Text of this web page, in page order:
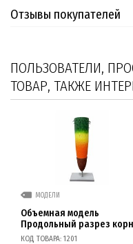
Отзывы покупателей
ПОЛЬЗОВАТЕЛИ,
ТОВАР, ТАКЖЕ
МОДЕЛИ
Объемная модель
Продольный разрез
КОД ТОВАРА: 1201